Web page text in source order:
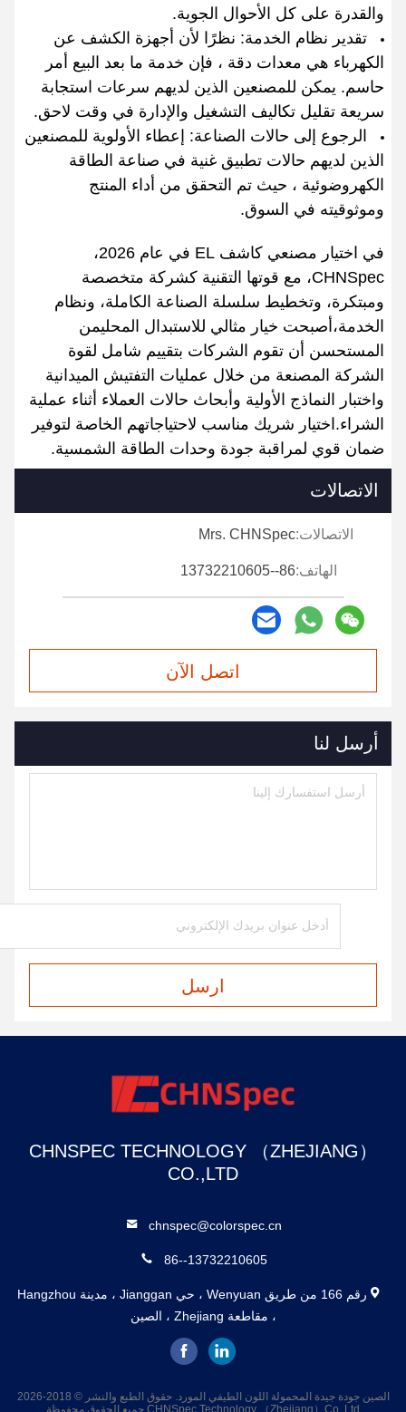
والقدرة على كل الأحوال الجوية.
تقدير نظام الخدمة: نظرًا لأن أجهزة الكشف عن
الكهرباء هي معدات دقة ، فإن خدمة ما بعد البيع أمر
حاسم. يمكن للمصنعين الذين لديهم سرعات استجابة
سريعة تقليل تكاليف التشغيل والإدارة في وقت لاحق.
الرجوع إلى حالات الصناعة: إعطاء الأولوية للمصنعين
الذين لديهم حالات تطبيق غنية في صناعة الطاقة
الكهروضوئية ، حيث تم التحقق من أداء المنتج
وموثوقيته في السوق.
في اختيار مصنعي كاشف EL في عام 2026،
CHNSpec، مع قوتها التقنية كشركة متخصصة
ومبتكرة، وتخطيط سلسلة الصناعة الكاملة، ونظام
الخدمة،أصبحت خيار مثالي للاستبدال المحليمن
المستحسن أن تقوم الشركات بتقييم شامل لقوة
الشركة المصنعة من خلال عمليات التفتيش الميدانية
واختبار النماذج الأولية وأبحاث حالات العملاء أثناء عملية
الشراء.اختيار شريك مناسب لاحتياجاتهم الخاصة لتوفير
ضمان قوي لمراقبة جودة وحدات الطاقة الشمسية.
الاتصالات
الاتصالات:Mrs. CHNSpec
الهاتف:86--13732210605
اتصل الآن
أرسل لنا
ارسل
CHNSPEC TECHNOLOGY （ZHEJIANG）
CO.,LTD
chnspec@colorspec.cn
86--13732210605
رقم 166 من طريق Wenyuan ، حي Jianggan ، مدينة Hangzhou
، مقاطعة Zhejiang ، الصين
الصين جودة جيدة المحمولة اللون الطيفي المورد. حقوق الطبع والنشر © 2018-2026
CHNSpec Technology （Zhejiang）Co.,Ltd جميع الحقوق محفوظة